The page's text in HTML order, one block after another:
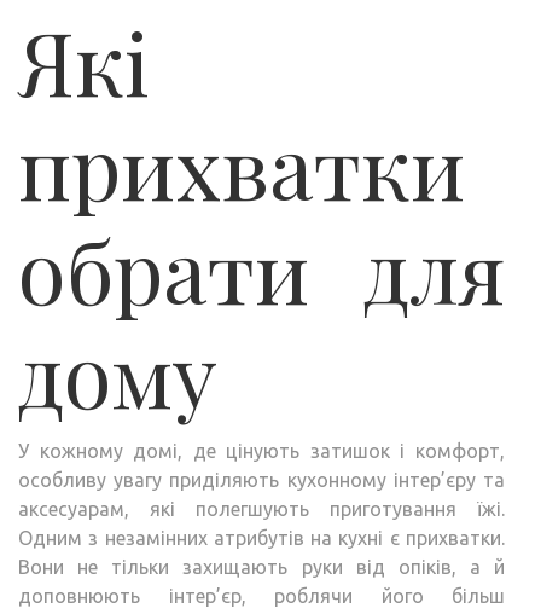
Які
прихватки
обрати для
дому
У кожному домі, де цінують затишок і комфорт,
особливу увагу приділяють кухонному інтер’єру та
аксесуарам, які полегшують приготування їжі.
Одним з незамінних атрибутів на кухні є прихватки.
Вони не тільки захищають руки від опіків, а й
доповнюють інтер’єр, роблячи його більш